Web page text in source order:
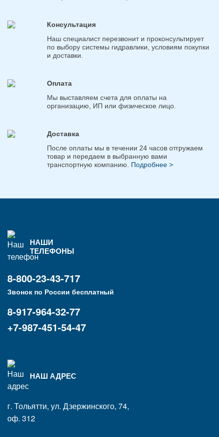
Консультация
Наш специалист перезвонит и проконсультирует
по выбору системы гидравлики, условиям покупки
и доставки.
Оплата
Мы выставляем счета для оплаты на
организацию, ИП или физическое лицо.
Доставка
После оплаты мы в течении 24 часов отгружаем
товар и передаем в выбранную вами
транспортную компанию. Подробнее >
НАШИ
ТЕЛЕФОНЫ
8-800-23-43-717
Звонок по России бесплатный
8-917-964-32-77
+7-987-451-54-47
НАШ АДРЕС
г. Тольятти, ул. Дзержинского, 74,
оф. 312